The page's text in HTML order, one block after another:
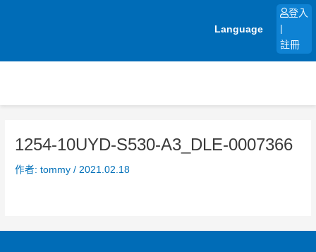
Language
登入
註冊
1254-10UYD-S530-A3_DLE-0007366
作者:tommy/ 2021.02.18